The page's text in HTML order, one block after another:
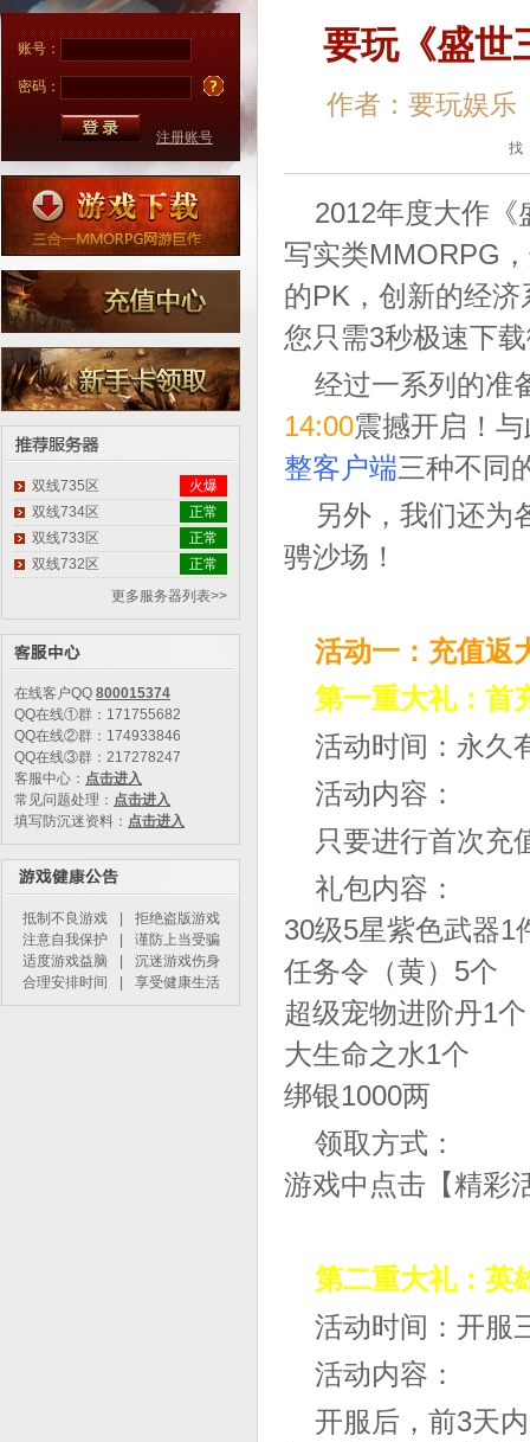
账号：
密码：
注册账号
火爆
双线735区
正常
双线734区
正常
双线733区
正常
双线732区
更多服务器列表>>
在线客户QQ 800015374
QQ在线①群：171755682
QQ在线②群：174933846
QQ在线③群：217278247
客服中心： 点击进入
常见问题处理： 点击进入
填写防沉迷资料： 点击进入
抵制不良游戏
拒绝盗版游戏
注意自我保护
谨防上当受骗
适度游戏益脑
沉迷游戏伤身
合理安排时间
享受健康生活
要玩《盛世
作者：要玩娱乐
找
2012年度大作
写实类MMORPG
的PK，创新的经
您只需3秒极速下
经过一系列的准
14:00震撼开启！
整客户端三种不同
另外，我们还为
骋沙场！
活动一：充值返
第一重大礼：首
活动时间：永久
活动内容：
只要进行首次充
礼包内容：
30级5星紫色武器1
任务令（黄）5个
超级宠物进阶丹1个
大生命之水1个
绑银1000两
领取方式：
游戏中点击【精彩
第二重大礼：英
活动时间：开服
活动内容：
开服后，前3天